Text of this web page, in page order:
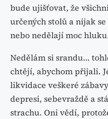
bude ujišťovat, že
určených stolů a nijak
nebo nedělají moc
Nedělám si srandu…
chtějí, abychom přijali.
likvidace veškeré
depresi, sebevraždě a
strachu. Oni vědí,